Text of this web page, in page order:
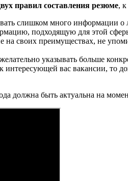
правил составления резюме,
слишком много информации
подходящую для этой
своих преимуществах, не
указывать больше
интересующей вас вакансии,
должна быть актуальна на